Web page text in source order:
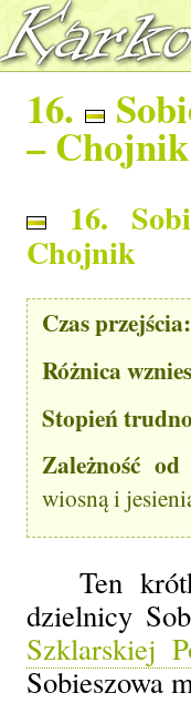
16.
–Chojnik
16.
Chojnik
Czas przejścia:
Różnica
Stopień
Zależność
wiosną i
Ten
dzielnicy
Szklarskiej
Sobieszowa